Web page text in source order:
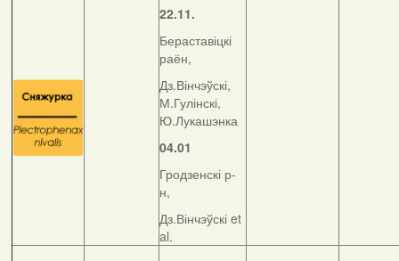
22.11.
Бераставіцкі
раён,
Дз.Вінчэўскі,
М.Гулінскі,
Ю.Лукашэнка
04.01
Гродзенскі р-
н,
Дз.Вінчэўскі et
al.